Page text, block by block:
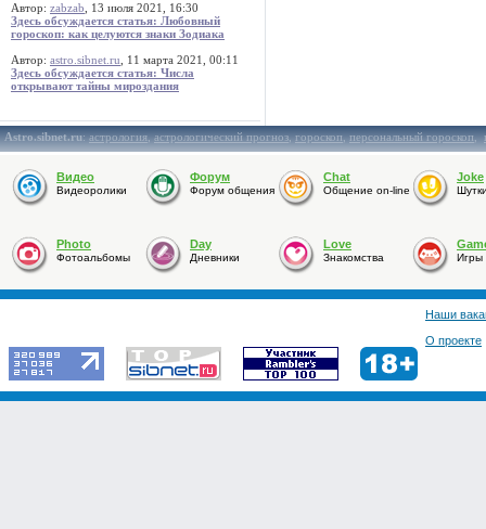
Автор: zabzab , 13 июля 2021, 16:30
Здесь обсуждается статья: Любовный
гороскоп: как целуются знаки Зодиака
Автор: astro.sibnet.ru , 11 марта 2021, 00:11
Здесь обсуждается статья: Числа
открывают тайны мироздания
Astro.sibnet.ru:астрология,астрологический прогноз,гороскоп,персональный гороскоп,
Видео
Видеоролики
Форум
Форум общения
Chat
Общение on-line
Joke
Photo
Фотоальбомы
Day
Дневники
Love
Знакомства Игры
Наши
О проекте